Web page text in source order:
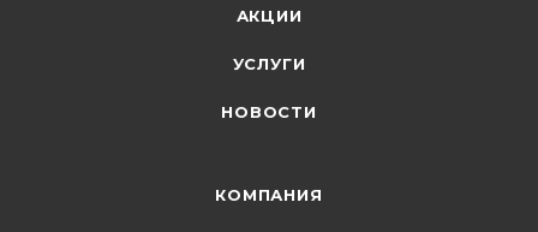
АКЦИИ
УСЛУГИ
НОВОСТИ
КОМПАНИЯ